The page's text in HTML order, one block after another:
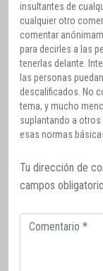
insultantes de
cualquier otro
comentar
para decirles a las
tenerlas delante.
las personas
descalificados. No
tema, y mucho
suplantando a
esas normas
Tu dirección de
campos
Comentario